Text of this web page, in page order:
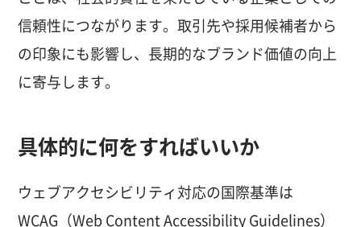
信頼性につながります。取引先や採用候補者から
の印象にも影響し、長期的なブランド価値の向上
に寄与します。
具体的に何をすればいいか
ウェブアクセシビリティ対応の国際基準は
WCAG（Web Content Accessibility Guidelines）